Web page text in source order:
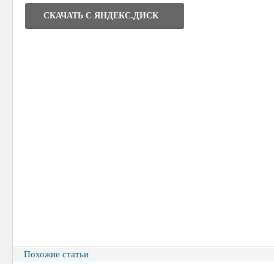
СКАЧАТЬ C ЯНДЕКС.ДИСК
Похожие статьи